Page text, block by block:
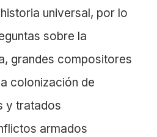
universal, por lo
sobre la
grandes compositores
colonización de
y tratados
armados